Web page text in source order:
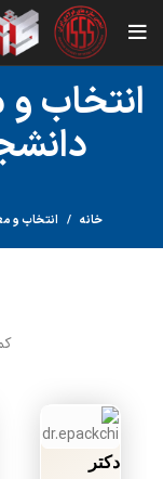
انتخاب و
خانه انتخاب و
دکتر